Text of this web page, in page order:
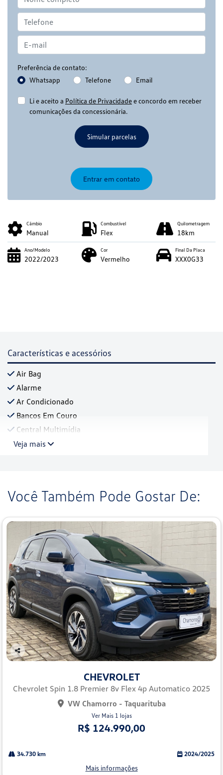
Preferência de contato:
Whatsapp
Telefone Email
Li e aceito a Política de Privacidadee concordo em receber
comunicações da concessionária.
Simular parcelas
Entrar em contato
Câmbio
Manual
Combustível
Flex
Quilometragem
18km
Ano/Modelo
2022/2023
Cor
Vermelho
Final Da Placa
XXX0G33
Características e acessórios
Air Bag
Alarme
Ar Condicionado
Bancos Em Couro
Central Multimídia
Veja mais
Você Também Pode Gostar De:
Co
lhe
CHEVROLET
Chevrolet Spin 1.8 Premier 8v Flex 4p Automatico 2025
VW Chamorro - Taquarituba
Ver Mais 1 lojas
R$ 124.990,00
34.730 km 2024/2025
Mais informações